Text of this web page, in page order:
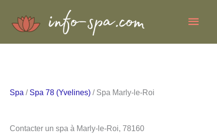
Spa / Spa 78 (Yvelines) / Spa Marly-le-Roi
Contacter un spa à Marly-le-Roi, 78160